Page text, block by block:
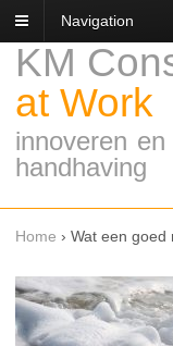
Navigation
KM
at Work
innoveren
handhaving
Home › Wat een goed